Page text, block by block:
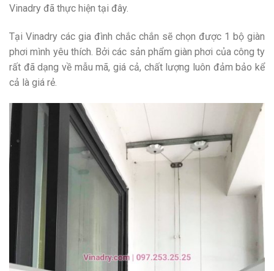
Vinadry đã thực hiện tại đây.
Tại Vinadry các gia đình chắc chắn sẽ chọn được 1 bộ giàn
phơi mình yêu thích. Bởi các sản phẩm giàn phơi của công ty
rất đã dạng về mẫu mã, giá cả, chất lượng luôn đảm bảo kể
cả là giá rẻ.